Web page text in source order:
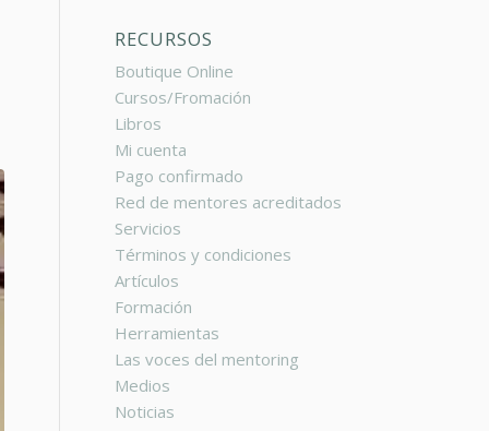
RECURSOS
Boutique Online
Cursos/Fromación
Libros
Mi cuenta
Pago confirmado
Red de mentores acreditados
Servicios
Términos y condiciones
Artículos
Formación
Herramientas
Las voces del mentoring
Medios
Noticias